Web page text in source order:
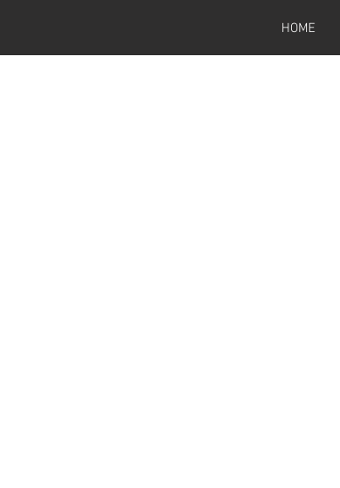
HOME